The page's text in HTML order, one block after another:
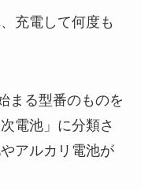
充電して何度も
まる型番のものを
電池」に分類さ
アルカリ電池が